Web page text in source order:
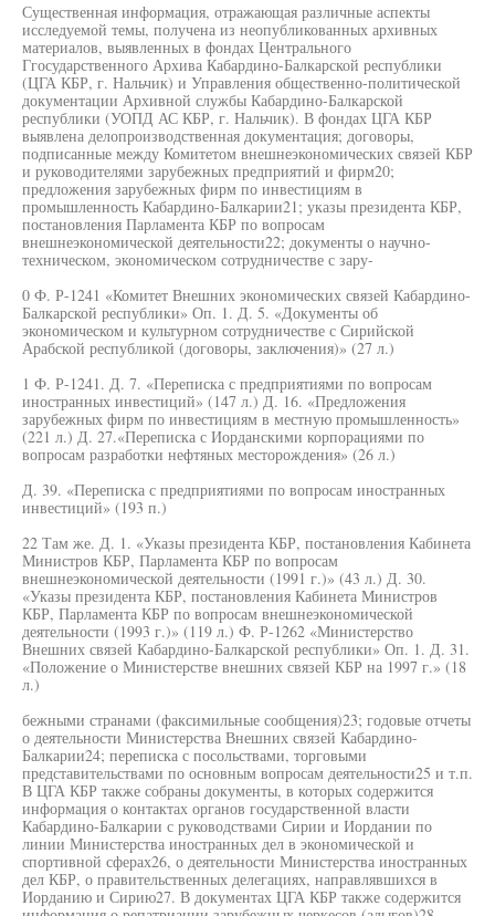
Существенная информация, отражающая различные аспекты
исследуемой темы, получена из неопубликованных архивных
материалов, выявленных в фондах Центрального
Ггосударственного Архива Кабардино-Балкарской республики
(ЦГА КБР, г. Нальчик) и Управления общественно-политической
документации Архивной службы Кабардино-Балкарской
республики (УОПД АС КБР, г. Нальчик). В фондах ЦГА КБР
выявлена делопроизводственная документация; договоры,
подписанные между Комитетом внешнеэкономических связей КБР
и руководителями зарубежных предприятий и фирм20;
предложения зарубежных фирм по инвестициям в
промышленность Кабардино-Балкарии21; указы президента КБР,
постановления Парламента КБР по вопросам
внешнеэкономической деятельности22; документы о научно-
техническом, экономическом сотрудничестве с зару-
0 Ф. Р-1241 «Комитет Внешних экономических связей Кабардино-
Балкарской республики» Оп. 1. Д. 5. «Документы об
экономическом и культурном сотрудничестве с Сирийской
Арабской республикой (договоры, заключения)» (27 л.)
1 Ф. Р-1241. Д. 7. «Переписка с предприятиями по вопросам
иностранных инвестиций» (147 л.) Д. 16. «Предложения
зарубежных фирм по инвестициям в местную промышленность»
(221 л.) Д. 27.«Переписка с Иорданскими корпорациями по
вопросам разработки нефтяных месторождения» (26 л.)
Д. 39. «Переписка с предприятиями по вопросам иностранных
инвестиций» (193 п.)
22 Там же. Д. 1. «Указы президента КБР, постановления Кабинета
Министров КБР, Парламента КБР по вопросам
внешнеэкономической деятельности (1991 г.)» (43 л.) Д. 30.
«Указы президента КБР, постановления Кабинета Министров
КБР, Парламента КБР по вопросам внешнеэкономической
деятельности (1993 г.)» (119 л.) Ф. Р-1262 «Министерство
Внешних связей Кабардино-Балкарской республики» Оп. 1. Д. 31.
«Положение о Министерстве внешних связей КБР на 1997 г.» (18
л.)
бежными странами (факсимильные сообщения)23; годовые отчеты
о деятельности Министерства Внешних связей Кабардино-
Балкарии24; переписка с посольствами, торговыми
представительствами по основным вопросам деятельности25 и т.п.
В ЦГА КБР также собраны документы, в которых содержится
информация о контактах органов государственной власти
Кабардино-Балкарии с руководствами Сирии и Иордании по
линии Министерства иностранных дел в экономической и
спортивной сферах26, о деятельности Министерства иностранных
дел КБР, о правительственных делегациях, направлявшихся в
Иорданию и Сирию27. В документах ЦГА КБР также содержится